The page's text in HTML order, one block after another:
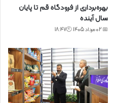
بهره‌برداری از فرودگاه قم تا پایان
سال آینده
📅 02 مرداد 1405 🕙18:47